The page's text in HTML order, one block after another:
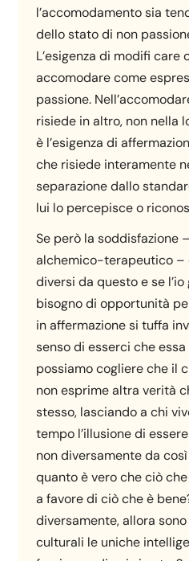
l’accomodamento sia
dello stato di non
L’esigenza di modifi care
accomodare come
passione.
risiede in altro, non nella
è l’esigenza di
che risiede interamente
separazione dallo
lui lo percepisce o
Se però la soddisfazione
alchemico-terapeutico –
diversi da questo e se
bisogno di opportunità
in affermazione si tuffa
senso di esserci che
possiamo cogliere che il
non esprime altra verità
stesso, lasciando a chi
tempo l’illusione di
non diversamente da
quanto è vero che ciò
a favore di ciò che è
diversamente, allora
culturali le uniche